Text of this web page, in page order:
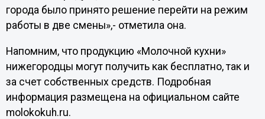
города было принято решение перейти на режим
работы в две смены»,- отметила она.
Напомним, что продукцию «Молочной кухни»
нижегородцы могут получить как бесплатно, так и
за счет собственных средств. Подробная
информация размещена на официальном сайте
molokokuh.ru.